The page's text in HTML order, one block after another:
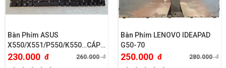
Bàn Phím ASUS
X550/X551/P550/K550…CÁP
DÀI
230.000 đ 260.000đ
Bàn Phím LENOVO IDEAPAD
G50-70
250.000 đ 280.000đ